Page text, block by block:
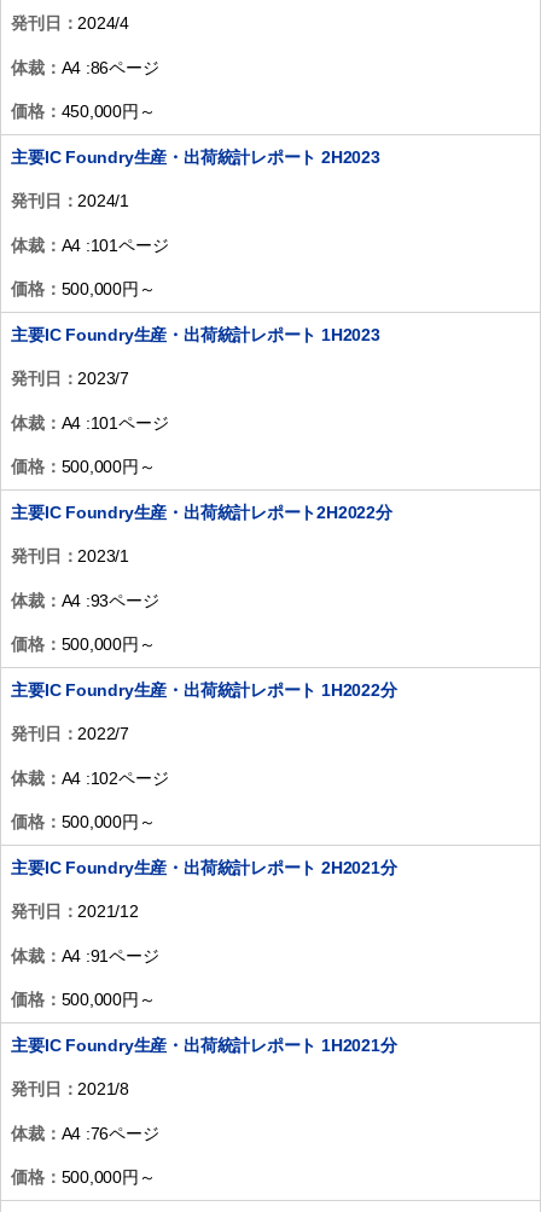
発刊日：2024/4
体裁： A4 :86ページ
価格： 450,000円～
主要IC Foundry生産・出荷統計レポート 2H2023
発刊日：2024/1
体裁： A4 :101ページ
価格： 500,000円～
主要IC Foundry生産・出荷統計レポート 1H2023
発刊日：2023/7
体裁： A4 :101ページ
価格： 500,000円～
主要IC Foundry⽣産・出荷統計レポート2H2022分
発刊日：2023/1
体裁： A4 :93ページ
価格： 500,000円～
主要IC Foundry生産・出荷統計レポート 1H2022分
発刊日：2022/7
体裁： A4 :102ページ
価格： 500,000円～
主要IC Foundry生産・出荷統計レポート 2H2021分
発刊日：2021/12
体裁： A4 :91ページ
価格： 500,000円～
主要IC Foundry生産・出荷統計レポート 1H2021分
発刊日：2021/8
体裁： A4 :76ページ
価格： 500,000円～